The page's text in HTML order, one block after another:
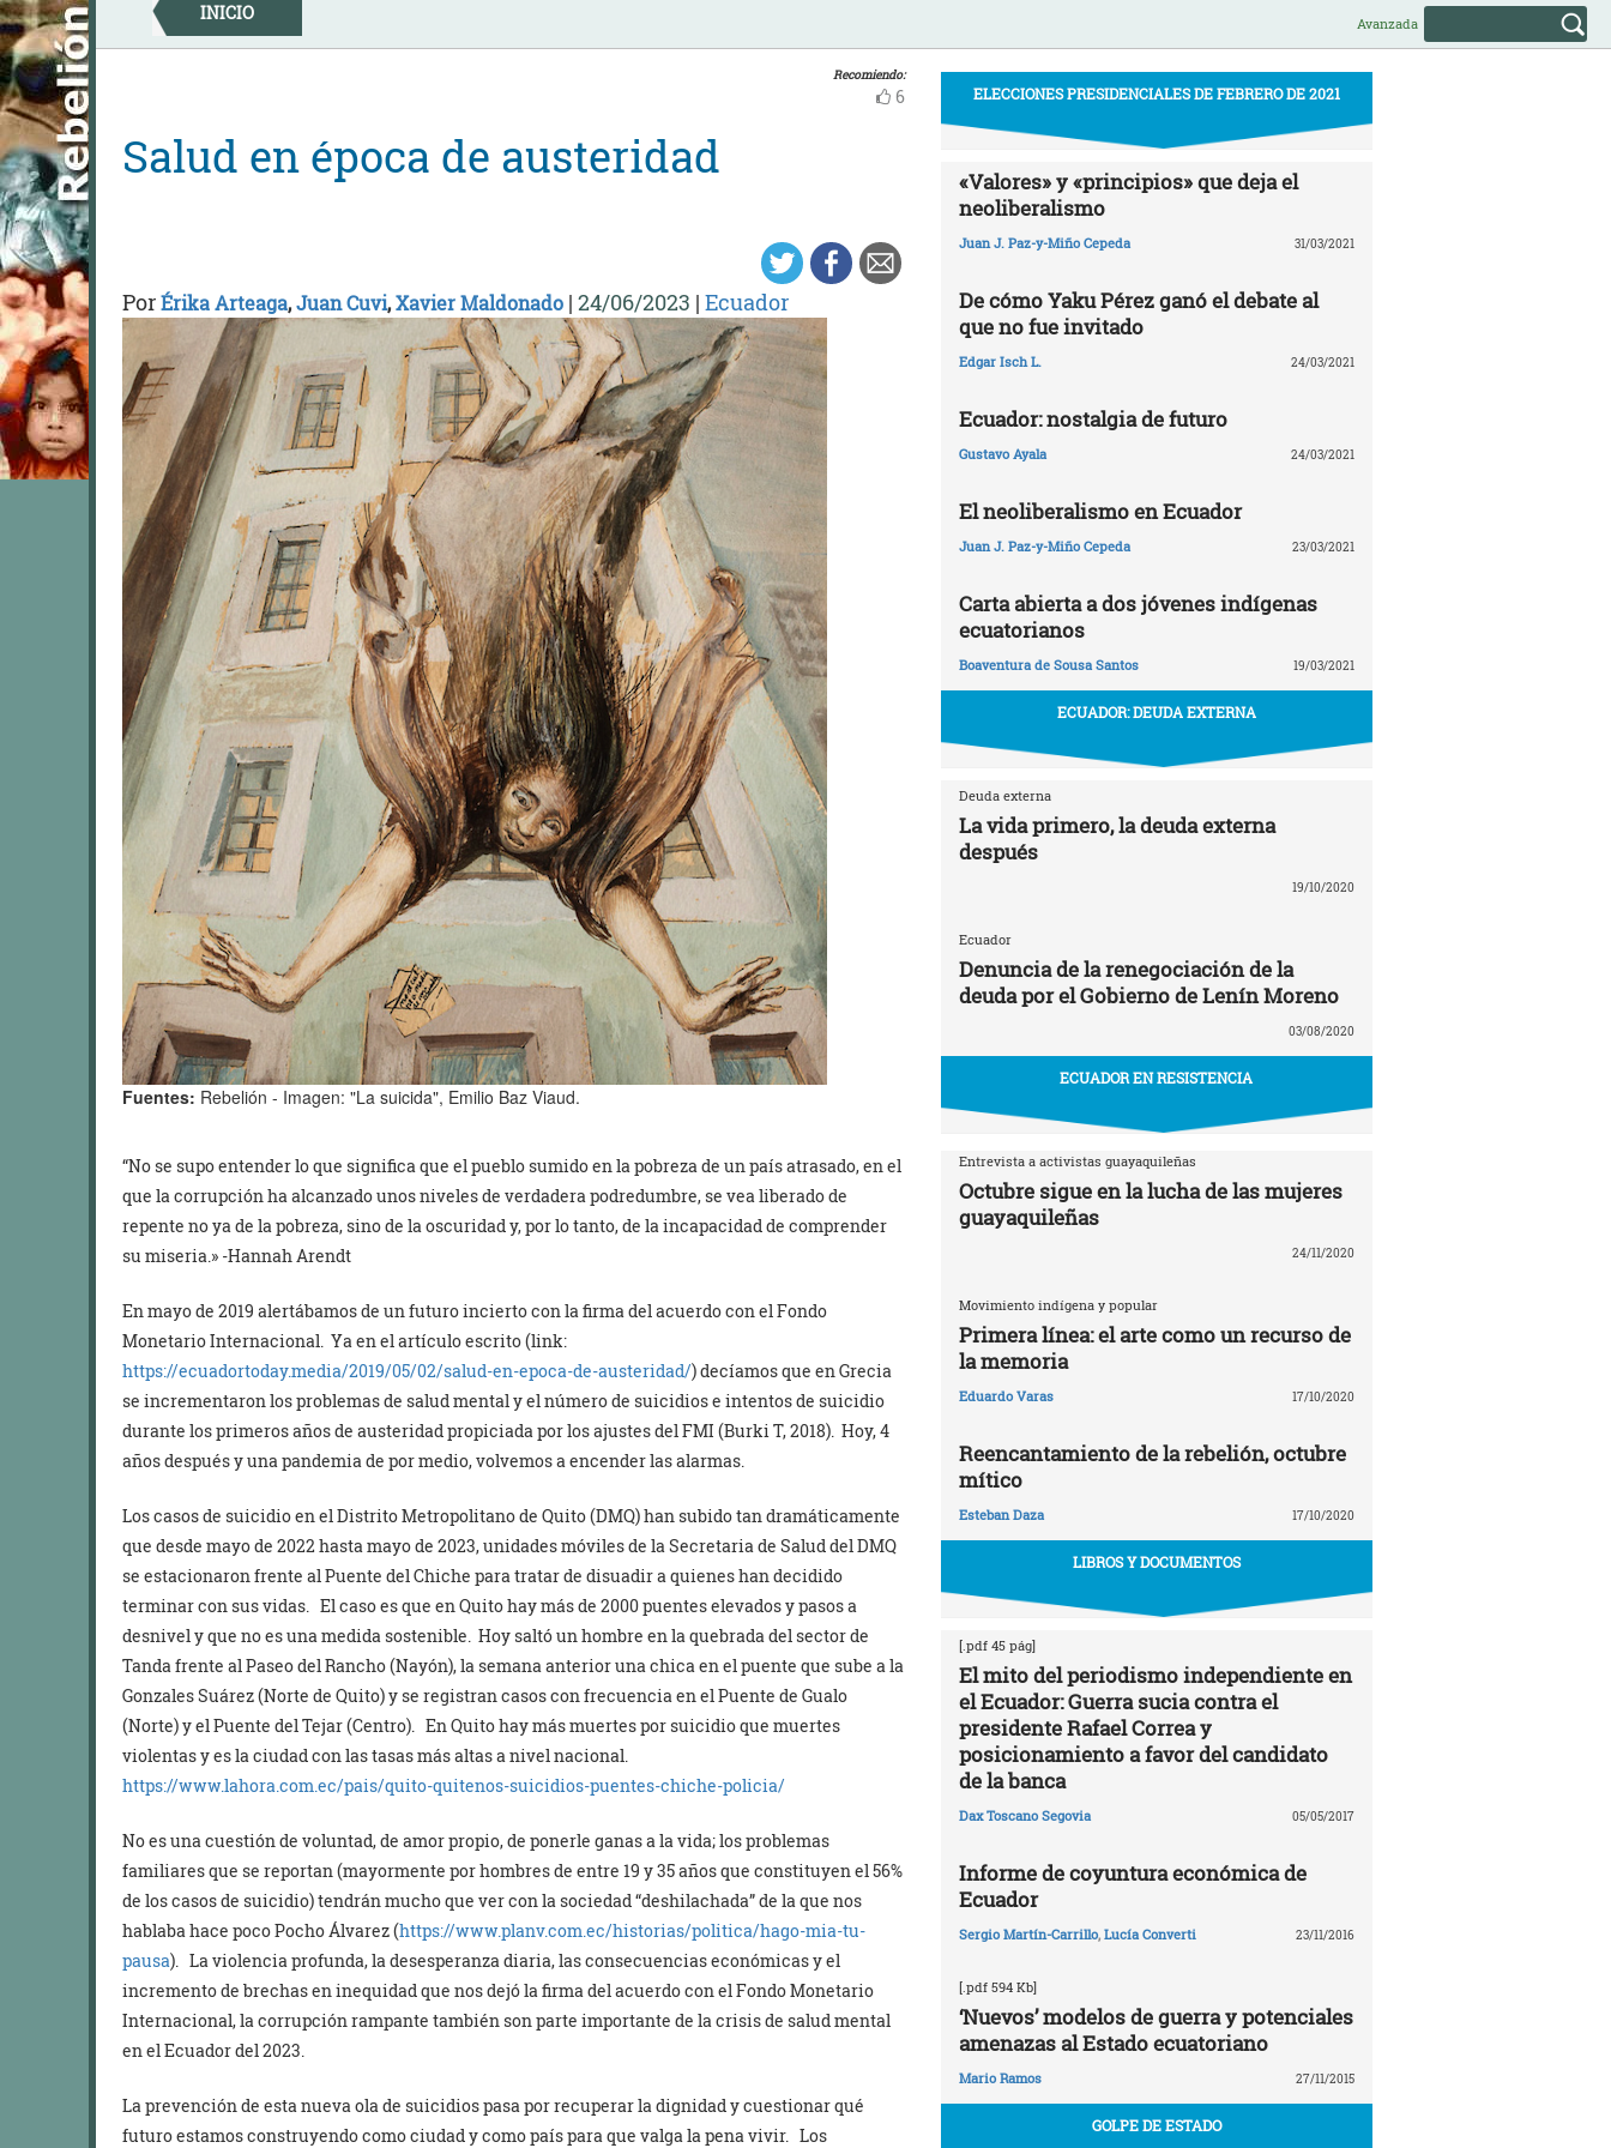
Skip
to
content
INICIO Avanzada
Recomiendo:
6
Salud en época de austeridad
PorÉrika Arteaga,Juan Cuvi,Xavier Maldonado | 24/06/2023 | Ecuador
Fuentes: Rebelión - Imagen: "La suicida", Emilio Baz Viaud.
“No se supo entender lo que significa que el pueblo sumido en la pobreza de un país atrasado, en el
que la corrupción ha alcanzado unos niveles de verdadera podredumbre, se vea liberado de
repente no ya de la pobreza, sino de la oscuridad y, por lo tanto, de la incapacidad de comprender
su miseria.» -Hannah Arendt
En mayo de 2019 alertábamos de un futuro incierto con la firma del acuerdo con el Fondo
Monetario Internacional. Ya en el artículo escrito (link:
https://ecuadortoday.media/2019/05/02/salud-en-epoca-de-austeridad/) decíamos que en Grecia
se incrementaron los problemas de salud mental y el número de suicidios e intentos de suicidio
durante los primeros años de austeridad propiciada por los ajustes del FMI (Burki T, 2018). Hoy, 4
años después y una pandemia de por medio, volvemos a encender las alarmas.
Los casos de suicidio en el Distrito Metropolitano de Quito (DMQ) han subido tan dramáticamente
que desde mayo de 2022 hasta mayo de 2023, unidades móviles de la Secretaria de Salud del DMQ
se estacionaron frente al Puente del Chiche para tratar de disuadir a quienes han decidido
terminar con sus vidas. El caso es que en Quito hay más de 2000 puentes elevados y pasos a
desnivel y que no es una medida sostenible. Hoy saltó un hombre en la quebrada del sector de
Tanda frente al Paseo del Rancho (Nayón), la semana anterior una chica en el puente que sube a la
Gonzales Suárez (Norte de Quito) y se registran casos con frecuencia en el Puente de Gualo
(Norte) y el Puente del Tejar (Centro). En Quito hay más muertes por suicidio que muertes
violentas y es la ciudad con las tasas más altas a nivel nacional.
https://www.lahora.com.ec/pais/quito-quitenos-suicidios-puentes-chiche-policia/
No es una cuestión de voluntad, de amor propio, de ponerle ganas a la vida; los problemas
familiares que se reportan (mayormente por hombres de entre 19 y 35 años que constituyen el 56%
de los casos de suicidio) tendrán mucho que ver con la sociedad “deshilachada” de la que nos
hablaba hace poco Pocho Álvarez (https://www.planv.com.ec/historias/politica/hago-mia-tu-
pausa). La violencia profunda, la desesperanza diaria, las consecuencias económicas y el
incremento de brechas en inequidad que nos dejó la firma del acuerdo con el Fondo Monetario
Internacional, la corrupción rampante también son parte importante de la crisis de salud mental
en el Ecuador del 2023.
La prevención de esta nueva ola de suicidios pasa por recuperar la dignidad y cuestionar qué
futuro estamos construyendo como ciudad y como país para que valga la pena vivir. Los
ELECCIONES PRESIDENCIALES DE FEBRERO DE 2021
«Valores» y «principios» que deja el
neoliberalismo
Juan J. Paz-y-Miño Cepeda 31/03/2021
De cómo Yaku Pérez ganó el debate al
que no fue invitado
Edgar Isch L. 24/03/2021
Ecuador: nostalgia de futuro
Gustavo Ayala 24/03/2021
El neoliberalismo en Ecuador
Juan J. Paz-y-Miño Cepeda 23/03/2021
Carta abierta a dos jóvenes indígenas
ecuatorianos
Boaventura de Sousa Santos 19/03/2021
ECUADOR: DEUDA EXTERNA
Deuda externa
La vida primero, la deuda externa
después
19/10/2020
Ecuador
Denuncia de la renegociación de la
deuda por el Gobierno de Lenín Moreno
03/08/2020
ECUADOR EN RESISTENCIA
Entrevista a activistas guayaquileñas
Octubre sigue en la lucha de las mujeres
guayaquileñas
24/11/2020
Movimiento indígena y popular
Primera línea: el arte como un recurso de
la memoria
Eduardo Varas 17/10/2020
Reencantamiento de la rebelión, octubre
mítico
Esteban Daza 17/10/2020
LIBROS Y DOCUMENTOS
[.pdf 45 pág]
El mito del periodismo independiente en
el Ecuador: Guerra sucia contra el
presidente Rafael Correa y
posicionamiento a favor del candidato
de la banca
Dax Toscano Segovia 05/05/2017
Informe de coyuntura económica de
Ecuador
Sergio Martín-Carrillo, Lucía Converti 23/11/2016
[.pdf 594 Kb]
‘Nuevos’ modelos de guerra y potenciales
amenazas al Estado ecuatoriano
Mario Ramos 27/11/2015
GOLPE DE ESTADO